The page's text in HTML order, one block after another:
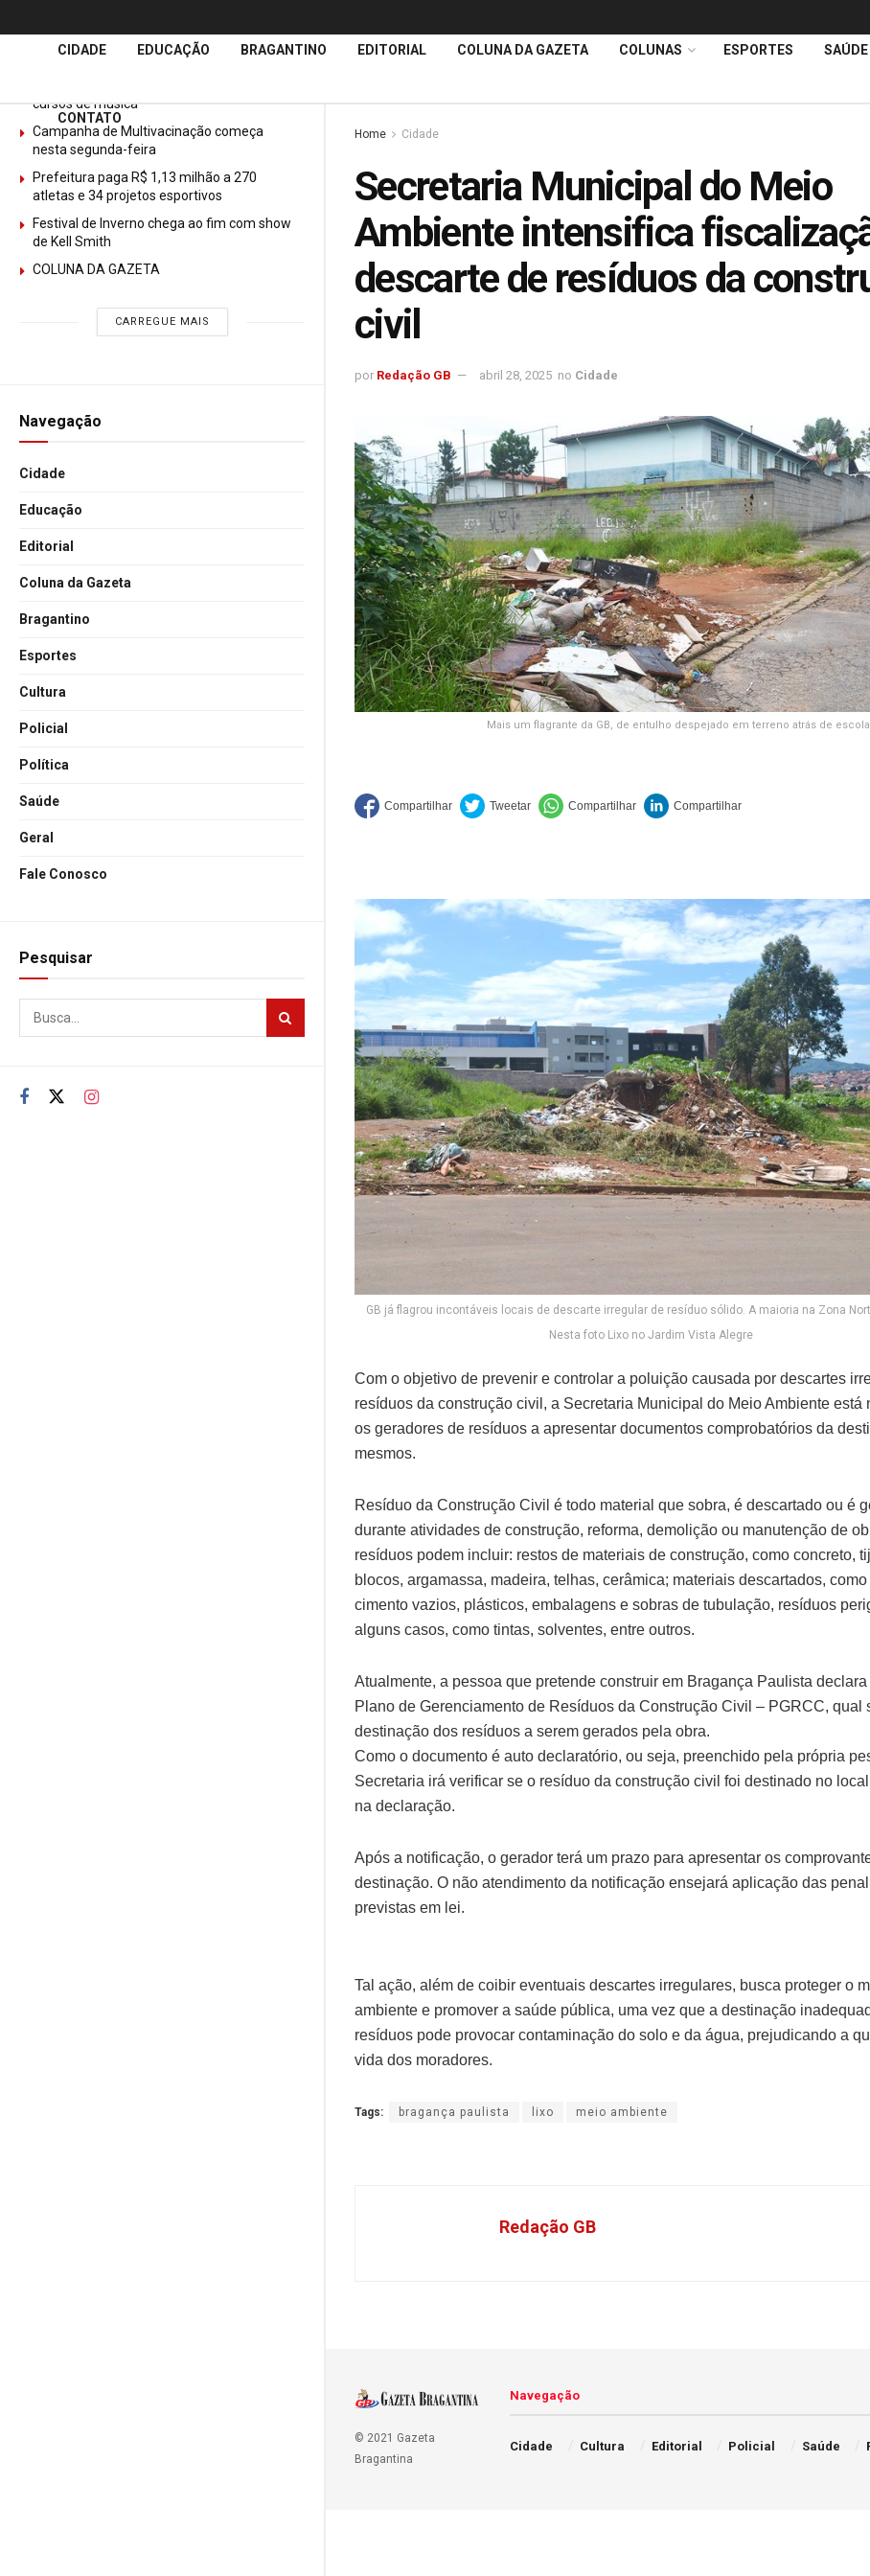
ÚltimasNotícias
cursos de música
Campanha de Multivacinação começa
nesta segunda-feira
Prefeitura paga R$ 1,13 milhão a 270
atletas e 34 projetos esportivos
Festival de Inverno chega ao fim com show
de Kell Smith
COLUNA DA GAZETA
CARREGUE MAIS
Navegação
Cidade
Educação
Editorial
Coluna da Gazeta
Bragantino
Esportes
Cultura
Policial
Política
Saúde
Geral
Fale Conosco
Pesquisar
CIDADE EDUCAÇÃO BRAGANTINO EDITORIAL COLUNA DA GAZETA COLUNAS ESPORTES SAÚDE
CONTATO
Home Cidade
Secretaria Municipal do Meio
Ambiente intensifica
descarte de resíduos da
civil
por Redação GB abril 28, 2025 no Cidade
Mais um flagrante da GB, de entulho despejado em terreno atrás de escola
GB já flagrou incontáveis locais de descarte irregular de resíduo sólido. A maioria na Zona
Nesta foto Lixo no Jardim Vista Alegre
Com o objetivo de prevenir e controlar a poluição causada por descartes
resíduos da construção civil, a Secretaria Municipal do Meio Ambiente está
os geradores de resíduos a apresentar documentos comprobatórios da
mesmos.
Resíduo da Construção Civil é todo material que sobra, é descartado ou é
durante atividades de construção, reforma, demolição ou manutenção de
resíduos podem incluir: restos de materiais de construção, como concreto,
blocos, argamassa, madeira, telhas, cerâmica; materiais descartados,
cimento vazios, plásticos, embalagens e sobras de tubulação, resíduos
alguns casos, como tintas, solventes, entre outros.
Atualmente, a pessoa que pretende construir em Bragança Paulista
Plano de Gerenciamento de Resíduos da Construção Civil – PGRCC, qual
destinação dos resíduos a serem gerados pela obra.
Como o documento é auto declaratório, ou seja, preenchido pela própria
Secretaria irá verificar se o resíduo da construção civil foi destinado no
na declaração.
Após a notificação, o gerador terá um prazo para apresentar os
destinação. O não atendimento da notificação ensejará aplicação das
previstas em lei.
Tal ação, além de coibir eventuais descartes irregulares, busca proteger o
ambiente e promover a saúde pública, uma vez que a destinação
resíduos pode provocar contaminação do solo e da água, prejudicando a
vida dos moradores.
Tags: bragança paulista lixo meio ambiente
Redação GB
© 2021 Gazeta
Bragantina
Navegação
Cidade Cultura Editorial Policial Saúde